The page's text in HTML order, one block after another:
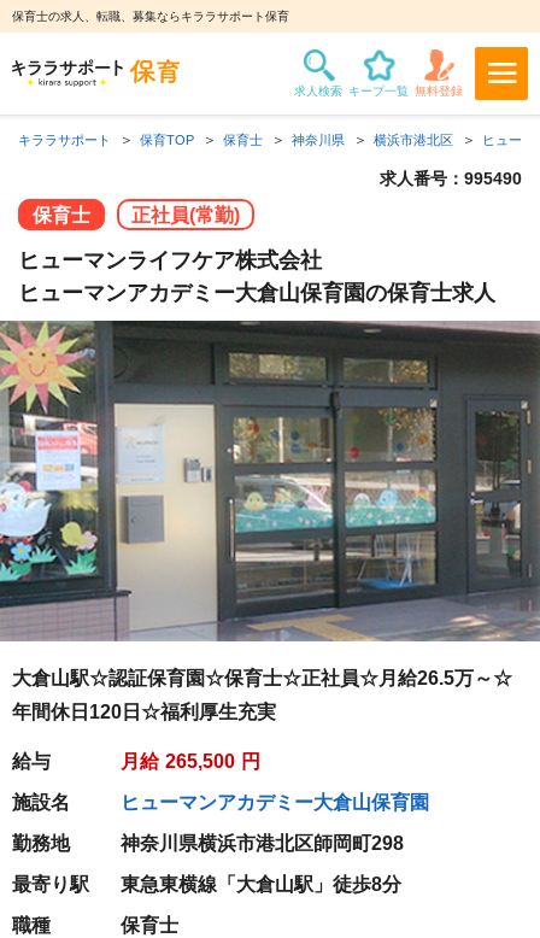
保育士の求人、転職、募集ならキララサポート保育
キララサポート 保育TOP 保育士 神奈川県 横浜市港北区 ヒューマ
求人番号：995490
保育士 正社員(常勤)
ヒューマンライフケア株式会社
ヒューマンアカデミー大倉山保育園の保育士求人
大倉山駅☆認証保育園☆保育士☆正社員☆月給26.5万～☆
年間休日120日☆福利厚生充実
給与 月給 265,500 円
施設名
ヒューマンアカデミー大倉山保育園
勤務地
神奈川県横浜市港北区師岡町298
最寄り駅
東急東横線「大倉山駅」徒歩8分
職種
保育士